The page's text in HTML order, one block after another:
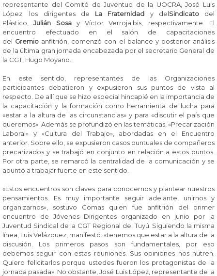
representante del Comité de Juventud de la UOCRA, José Luis
López; los dirigentes de La Fraternidad y delSindicatodel
Plástico,Julián Sosay Víctor Verrojalbis, respectivamente. El
encuentro efectuado en el salón de capacitaciones
del Gremio anfitrión, comenzó con el balance y posterior análisis
de la última gran jornada encabezada por el secretario General de
la CGT, Hugo Moyano.
En este sentido, representantes de las Organizaciones
participantes debatieron y expusieron sus puntos de vista al
respecto. De allí que se hizo especial hincapié en la importancia de
la capacitación y la formación como herramienta de lucha para
«estar a la altura de las circunstancias» y para «discutir el país que
queremos». Además se profundizó en las temáticas, «Precarización
Laboral» y «Cultura del Trabajo», abordadas en el Encuentro
anterior. Sobre ello, se expusieron casos puntuales de compañeros
precarizados y se trabajó en conjunto en relación a estos puntos.
Por otra parte, se remarcó la centralidad de la comunicación y se
apuntó a trabajar fuerte en este sentido.
«Estos encuentros son claves para conocernos y plantear nuestros
pensamientos. Es muy importante seguir adelante, unirnos y
organizarnos», sostuvo Comas quien fue anfitrión del primer
encuentro de Jóvenes Dirigentes organizado en junio por la
Juventud Sindical de la CGT Regional del Tuyú. Siguiendo la misma
línea, Luis Velázquez, manifestó: «tenemos que estar a la altura de la
discusión. Los primeros pasos son fundamentales, por eso
debemos seguir con estas reuniones. Sus opiniones nos nutren.
Quiero felicitarlos porque ustedes fueron los protagonistas de la
jornada pasada». No obstante, José Luis López, representante de la